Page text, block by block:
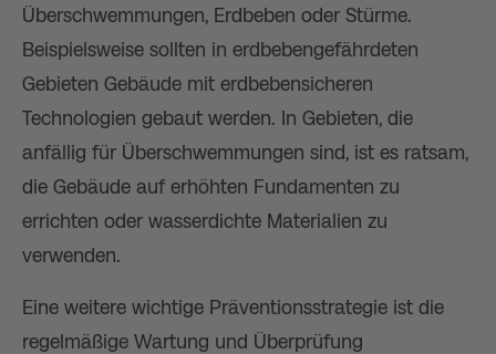
Überschwemmungen, Erdbeben oder Stürme.
Beispielsweise sollten in erdbebengefährdeten
Gebieten Gebäude mit erdbebensicheren
Technologien gebaut werden. In Gebieten, die
anfällig für Überschwemmungen sind, ist es ratsam,
die Gebäude auf erhöhten Fundamenten zu
errichten oder wasserdichte Materialien zu
verwenden.
Eine weitere wichtige Präventionsstrategie ist die
regelmäßige Wartung und Überprüfung